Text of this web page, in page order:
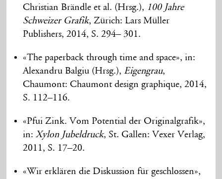
Christian Brändle et al. (Hrsg.), 100 Jahre
Schweizer Grafik, Zürich: Lars Müller
Publishers, 2014, S. 294– 301.
«The paperback through time and space», in:
Alexandru Balgiu (Hrsg.),Eigengrau,
Chaumont: Chaumont design graphique, 2014,
S. 112–116.
«Pfui Zink. Vom Potential der Originalgrafik»,
in:Xylon Jubeldruck, St. Gallen: Vexer Verlag,
2011, S. 17–20.
«Wir erklären die Diskussion für geschlossen»,